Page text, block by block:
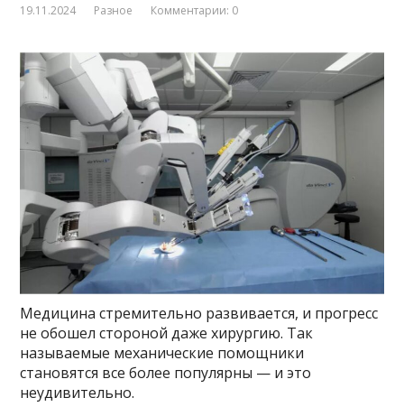
19.11.2024 Разное Комментарии: 0
Медицина стремительно развивается, и прогресс
не обошел стороной даже хирургию. Так
называемые механические помощники
становятся все более популярны — и это
неудивительно.